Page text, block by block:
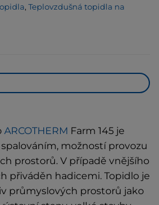
, Teplovzdušná topidla na
ARCOTHERM Farm 145 je
možností provozu
prostorů. V případě vnějšího
přiváděn hadicemi. Topidlo je
průmyslových prostorů jako